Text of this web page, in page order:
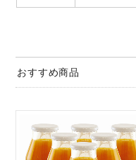
おすすめ商品